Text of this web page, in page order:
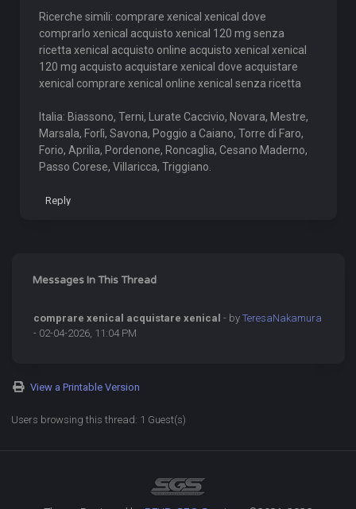
Ricerche simili: comprare xenical xenical dove
comprarlo xenical acquisto xenical 120 mg senza
ricetta xenical acquisto online acquisto xenical xenical
120 mg acquisto acquistare xenical dove acquistare
xenical comprare xenical online xenical senza ricetta
Italia: Biassono, Terni, Lurate Caccivio, Novara, Mestre,
Marsala, Forlì, Savona, Poggio a Caiano, Torre di Faro,
Forio, Aprilia, Pordenone, Roncaglia, Cesano Maderno,
Passo Corese, Villaricca, Triggiano.
Reply
Messages In This Thread
comprare xenical acquistare xenical - byTeresaNakamura
- 02-04-2026, 11:04 PM
View a Printable Version
Users browsing this thread: 1 Guest(s)